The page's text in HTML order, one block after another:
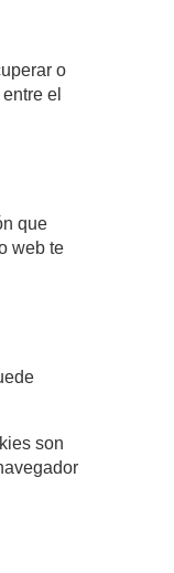
o
el
que
web te
son